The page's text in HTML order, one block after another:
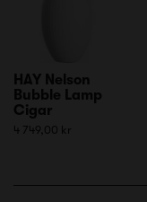
HAY Nelson
Bubble Lamp
Cigar
4 749,00 kr